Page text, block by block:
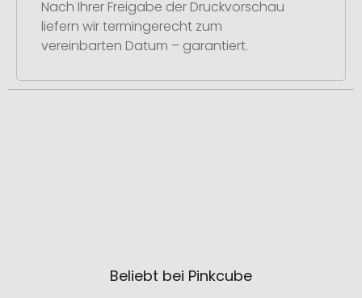
Nach Ihrer Freigabe der Druckvorschau
liefern wir termingerecht zum
vereinbarten Datum – garantiert.
Beliebt bei Pinkcube